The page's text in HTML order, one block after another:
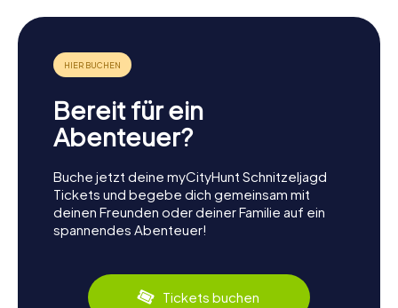
Bereit für ein
Abenteuer?
Buche jetzt deine myCityHunt Schnitzeljagd
Tickets und begebe dich gemeinsam mit
deinen Freunden oder deiner Familie auf ein
spannendes Abenteuer!
Tickets buchen